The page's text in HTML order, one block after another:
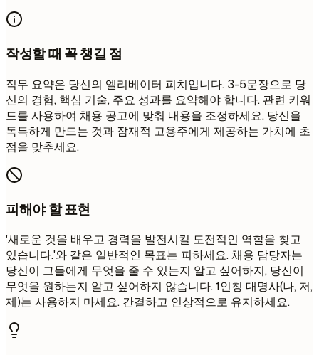
작성할 때 꼭 챙길 점
직무 요약은 당신의 엘리베이터 피치입니다. 3-5문장으로 당
신의 경험, 핵심 기술, 주요 성과를 요약해야 합니다. 관련 키워
드를 사용하여 채용 공고에 맞춰 내용을 조정하세요. 당신을
독특하게 만드는 것과 잠재적 고용주에게 제공하는 가치에 초
점을 맞추세요.
피해야 할 표현
'새로운 것을 배우고 경력을 발전시킬 도전적인 역할을 찾고
있습니다.'와 같은 일반적인 목표는 피하세요. 채용 담당자는
당신이 그들에게 무엇을 줄 수 있는지 알고 싶어하지, 당신이
무엇을 원하는지 알고 싶어하지 않습니다. 1인칭 대명사(나, 저,
제)는 사용하지 마세요. 간결하고 인상적으로 유지하세요.